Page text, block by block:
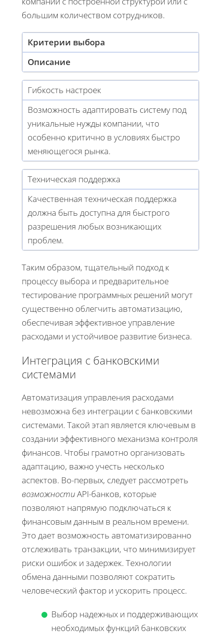
большим количеством сотрудников.
Критерии выбора
Описание
Гибкость настроек
Возможность адаптировать систему под
уникальные нужды компании, что
особенно критично в условиях быстро
меняющегося рынка.
Техническая поддержка
Качественная техническая поддержка
должна быть доступна для быстрого
разрешения любых возникающих
проблем.
Таким образом, тщательный подход к
процессу выбора и предварительное
тестирование программных решений могут
существенно облегчить автоматизацию,
обеспечивая эффективное управление
расходами и устойчивое развитие бизнеса.
Интеграция с банковскими
системами
Автоматизация управления расходами
невозможна без интеграции с банковскими
системами. Такой этап является ключевым в
создании эффективного механизма контроля
финансов. Чтобы грамотно организовать
адаптацию, важно учесть несколько
аспектов. Во-первых, следует рассмотреть
возможностиAPI-банков, которые
позволяют напрямую подключаться к
финансовым данным в реальном времени.
Это дает возможность автоматизированно
отслеживать транзакции, что минимизирует
риски ошибок и задержек. Технологии
обмена данными позволяют сократить
человеческий фактор и ускорить процесс.
Выбор надежных и поддерживающих
необходимых функций банковских